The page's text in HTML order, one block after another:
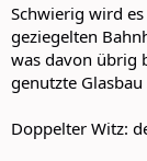
Schwierig wird
geziegelten
was davon übrig
genutzte
Doppelter Witz: